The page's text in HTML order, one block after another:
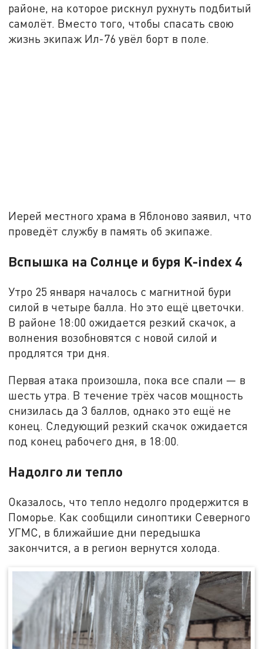
районе, на которое рискнул рухнуть подбитый
самолёт. Вместо того, чтобы спасать свою
жизнь экипаж Ил-76 увёл борт в поле.
Иерей местного храма в Яблоново заявил, что
проведёт службу в память об экипаже.
Вспышка на Солнце и буря K-index 4
Утро 25 января началось с магнитной бури
силой в четыре балла. Но это ещё цветочки.
В районе 18:00 ожидается резкий скачок, а
волнения возобновятся с новой силой и
продлятся три дня.
Первая атака произошла, пока все спали — в
шесть утра. В течение трёх часов мощность
снизилась да 3 баллов, однако это ещё не
конец. Следующий резкий скачок ожидается
под конец рабочего дня, в 18:00.
Надолго ли тепло
Оказалось, что тепло недолго продержится в
Поморье. Как сообщили синоптики Северного
УГМС, в ближайшие дни передышка
закончится, а в регион вернутся холода.